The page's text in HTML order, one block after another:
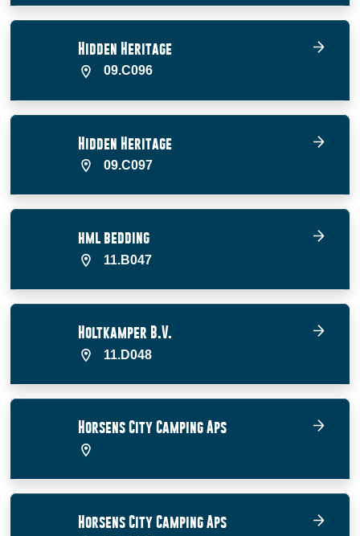
Hidden Heritage
09.C096
Hidden Heritage
09.C097
hml bedding
11.B047
Holtkamper B.V.
11.D048
Horsens City Camping Aps
Horsens City Camping Aps